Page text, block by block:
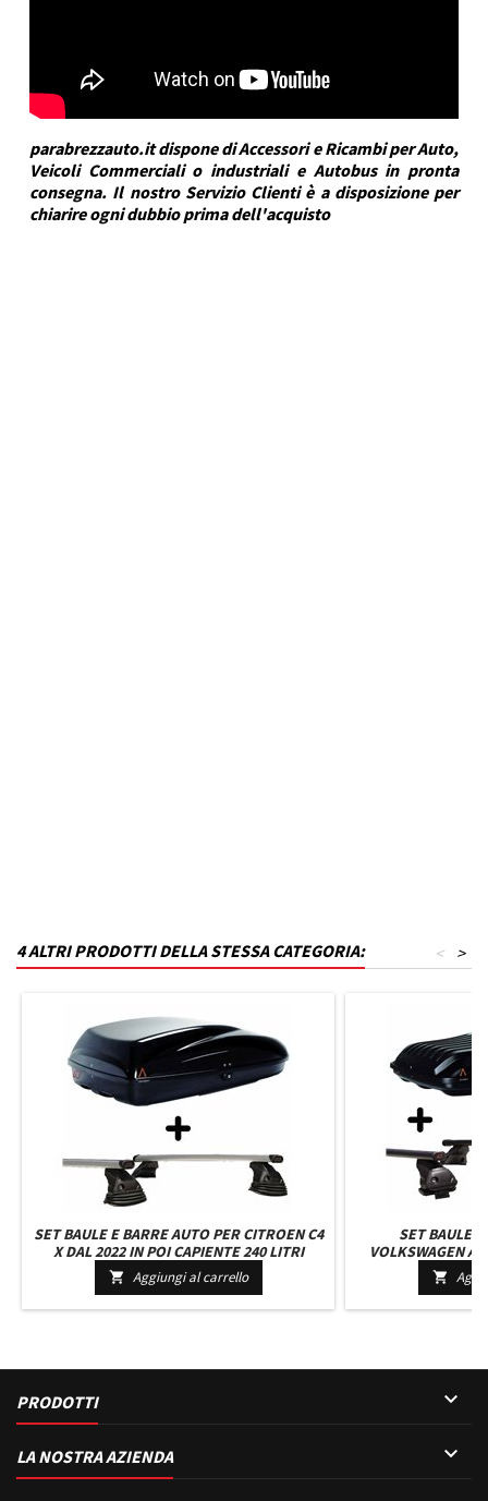
parabrezzauto.it dispone di Accessori e Ricambi per Auto,
Veicoli Commerciali o industriali e Autobus in pronta
consegna. Il nostro Servizio Clienti è a disposizione per
chiarire ogni dubbio prima dell'acquisto
4 ALTRI PRODOTTI DELLA STESSA CATEGORIA: >
<
SET BAULE E BARRE AUTO PER CITROEN C4
X DAL 2022 IN POI CAPIENTE 240 LITRI
COLORE NERO CON SERRATURA BARRE 127
CM C/KIT ATTACCHI
 Aggiungi al carrello
SET BAULE
VOLKSWAGEN
CAPIENTE
SERRATURE

PRODOTTI 
LA NOSTRA AZIENDA 